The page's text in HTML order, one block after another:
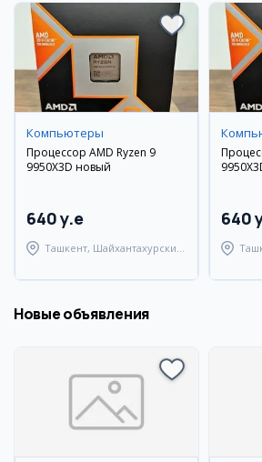
Компьютеры
Процессор AMD Ryzen 9
9950X3D новый
640 y.e
Ташкент, Шайхантахурский
640
Новые объявления